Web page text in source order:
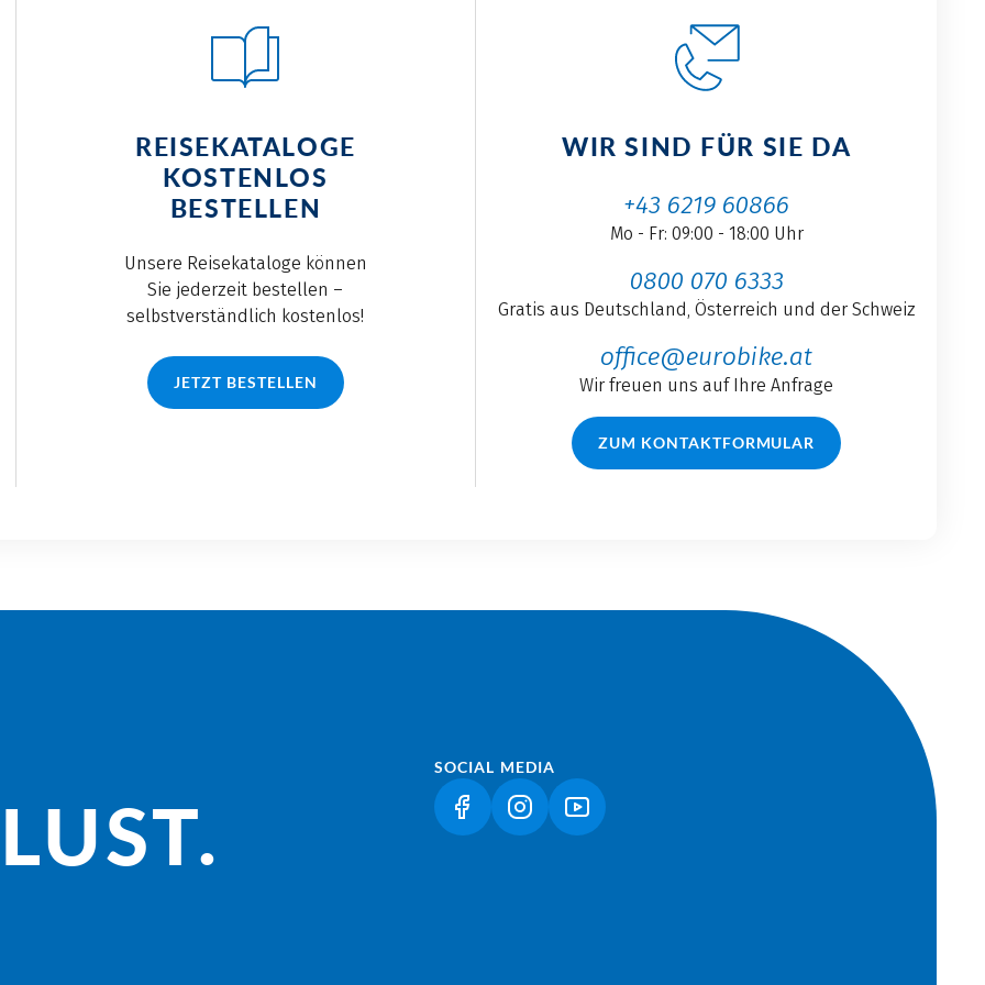
REISEKATALOGE
KOSTENLOS
BESTELLEN
Unsere Reisekataloge können
Sie jederzeit bestellen –
selbstverständlich kostenlos!
JETZT BESTELLEN
WIR SIND FÜR SIE DA
+43 6219 60866
Mo - Fr: 09:00 - 18:00 Uhr
0800 070 6333
Gratis aus Deutschland, Österreich und der Schweiz
office@eurobike.at
Wir freuen uns auf Ihre Anfrage
ZUM KONTAKTFORMULAR
SOCIAL MEDIA
(LINK ÖFFNET IN NEUEM TAB)
(LINK ÖFFNET IN NEUEM TAB)
(LINK ÖFFNET IN NEUEM TAB)